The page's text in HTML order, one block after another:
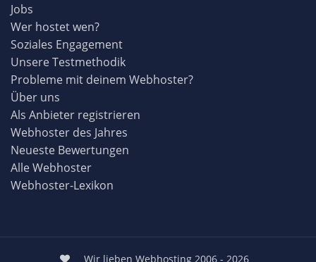
Jobs
Wer hostet wen?
Soziales Engagement
Unsere Testmethodik
Probleme mit deinem Webhoster?
Über uns
Als Anbieter registrieren
Webhoster des Jahres
Neueste Bewertungen
Alle Webhoster
Webhoster-Lexikon
Wir lieben Webhosting 2006 - 2026